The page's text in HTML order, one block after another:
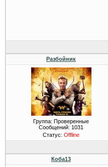
Разбойник
Группа: Проверенные
Сообщений: 1031
Статус: Offline
Коба13